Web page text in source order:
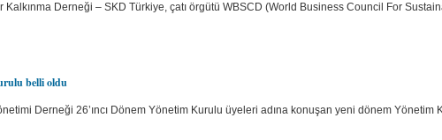
Kalkınma Derneği – SKD Türkiye, çatı örgütü WBSCD (World Business Council For
belli oldu
Derneği 26’ıncı Dönem Yönetim Kurulu üyeleri adına konuşan yeni dönem Yönetim